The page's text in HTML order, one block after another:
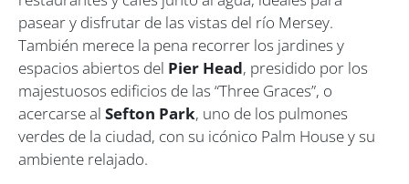
pasear y disfrutar de las vistas del río Mersey.
También merece la pena recorrer los jardines y
espacios abiertos del Pier Head, presidido por los
majestuosos edificios de las “Three Graces”, o
acercarse al Sefton Park, uno de los pulmones
verdes de la ciudad, con su icónico Palm House y su
ambiente relajado.